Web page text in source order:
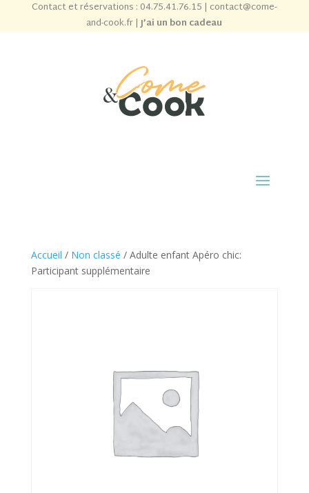
Contact et réservations : 04.75.41.76.15 | contact@come-
and-cook.fr|J’ai un bon cadeau
Accueil / Non classé / Adulte enfant Apéro chic:
Participant supplémentaire